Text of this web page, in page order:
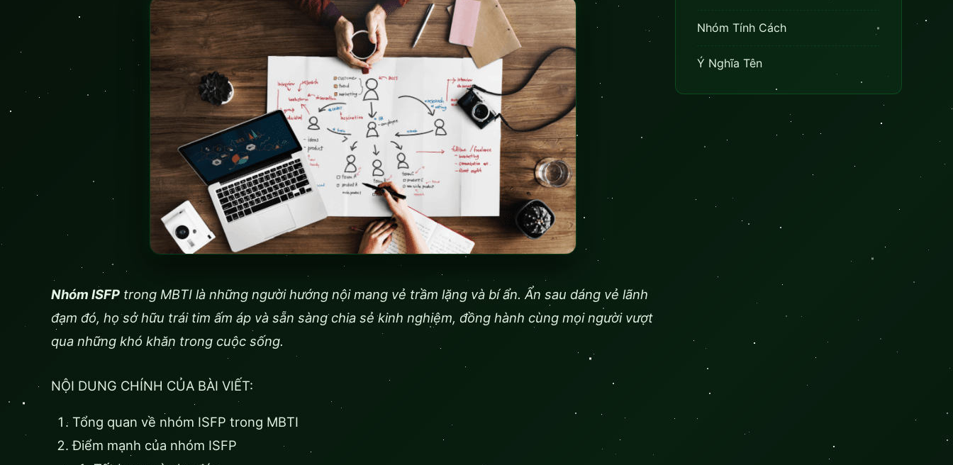
Nhóm ISFP trong MBTI là những người hướng nội mang vẻ trầm lặng và bí ẩn. Ẩn sau dáng vẻ lãnh
đạm đó, họ sở hữu trái tim ấm áp và sẵn sàng chia sẻ kinh nghiệm, đồng hành cùng mọi người vượt
qua những khó khăn trong cuộc sống.
NỘI DUNG CHÍNH CỦA BÀI VIẾT:
Tổng quan về nhóm ISFP trong MBTI
Điểm mạnh của nhóm ISFP
Nhóm Tính Cách
Ý Nghĩa Tên